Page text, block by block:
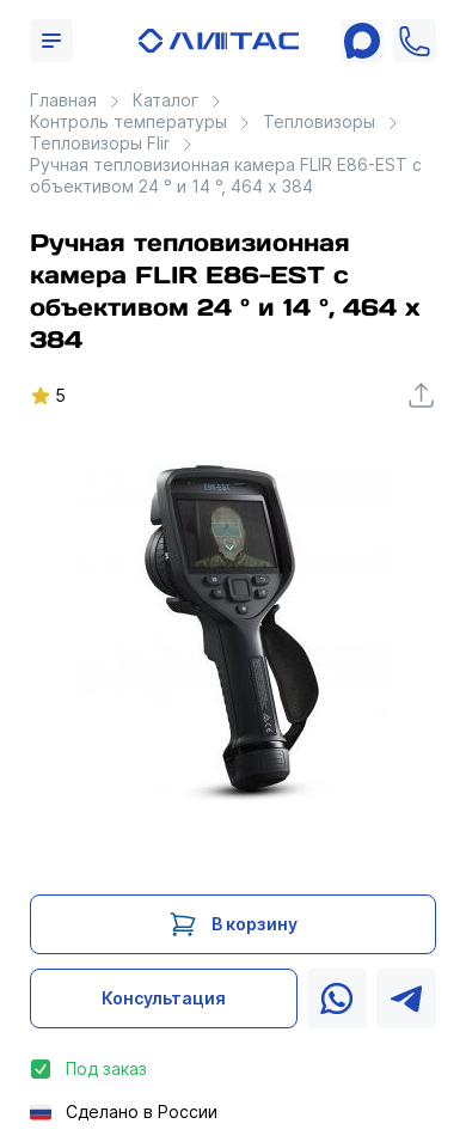
Главная
Каталог
Контроль температуры
Тепловизоры
Тепловизоры Flir
Ручная тепловизионная камера FLIR E86-EST с
объективом 24 ° и 14 °, 464 x 384
Ручная тепловизионная
камера FLIR E86-EST с
объективом 24 ° и 14 °, 464 x
384
5
В корзину
Консультация
Под заказ
Сделано в России